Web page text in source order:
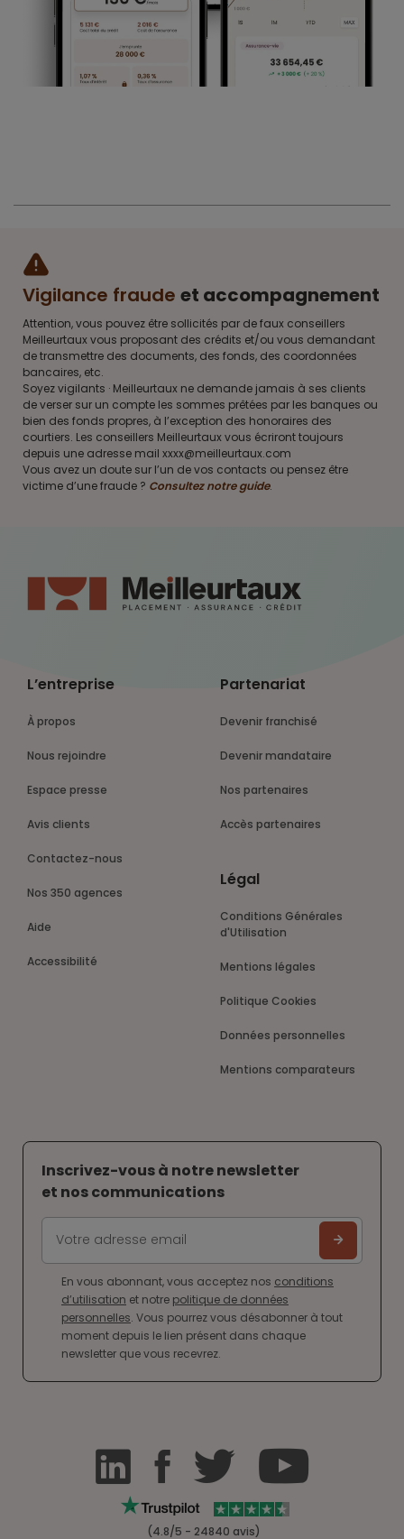
Vigilance fraude et accompagnement
Attention, vous pouvez être sollicités par de faux conseillers
Meilleurtaux vous proposant des crédits et/ou vous demandant
de transmettre des documents, des fonds, des coordonnées
bancaires, etc.
Soyez vigilants · Meilleurtaux ne demande jamais à ses clients
de verser sur un compte les sommes prêtées par les banques ou
bien des fonds propres, à l’exception des honoraires des
courtiers. Les conseillers Meilleurtaux vous écriront toujours
depuis une adresse mail xxxx@meilleurtaux.com
Vous avez un doute sur l’un de vos contacts ou pensez être
victime d’une fraude ? Consultez notre guide.
L’entreprise
À propos
Nous rejoindre
Espace presse
Avis clients
Contactez-nous
Nos 350 agences
Aide
Accessibilité
Partenariat
Devenir franchisé
Devenir mandataire
Nos partenaires
Accès partenaires
Légal
Conditions Générales
d'Utilisation
Mentions légales
Politique Cookies
Données personnelles
Mentions comparateurs
Inscrivez-vous à notre newsletter
et nos communications
En vous abonnant, vous acceptez nos conditions
d’utilisation et notre politique de données
personnelles. Vous pourrez vous désabonner à tout
moment depuis le lien présent dans chaque
newsletter que vous recevrez.
(4.8/5 - 24840 avis)